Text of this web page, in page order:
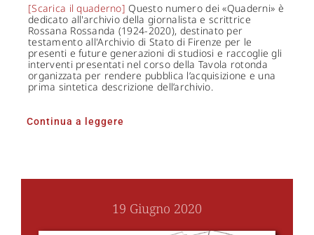
[Scarica il quaderno] Questo numero dei «Quaderni» è
dedicato all'archivio della giornalista e scrittrice
Rossana Rossanda (1924-2020), destinato per
testamento all'Archivio di Stato di Firenze per le
presenti e future generazioni di studiosi e raccoglie gli
interventi presentati nel corso della Tavola rotonda
organizzata per rendere pubblica l’acquisizione e una
prima sintetica descrizione dell’archivio.
Continua a leggere
19 Giugno 2020